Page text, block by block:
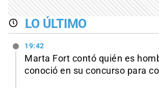
LO ÚLTIMO
19:42
Marta Fort contó quién es
conoció en su concurso para